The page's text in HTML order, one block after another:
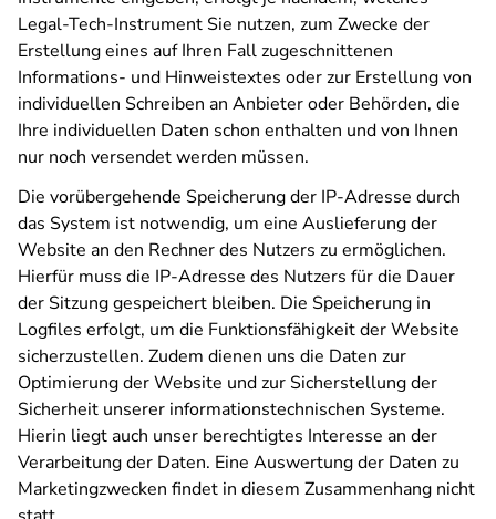
Legal-Tech-Instrument Sie nutzen, zum Zwecke der
Erstellung eines auf Ihren Fall zugeschnittenen
Informations- und Hinweistextes oder zur Erstellung von
individuellen Schreiben an Anbieter oder Behörden, die
Ihre individuellen Daten schon enthalten und von Ihnen
nur noch versendet werden müssen.
Die vorübergehende Speicherung der IP-Adresse durch
das System ist notwendig, um eine Auslieferung der
Website an den Rechner des Nutzers zu ermöglichen.
Hierfür muss die IP-Adresse des Nutzers für die Dauer
der Sitzung gespeichert bleiben. Die Speicherung in
Logfiles erfolgt, um die Funktionsfähigkeit der Website
sicherzustellen. Zudem dienen uns die Daten zur
Optimierung der Website und zur Sicherstellung der
Sicherheit unserer informationstechnischen Systeme.
Hierin liegt auch unser berechtigtes Interesse an der
Verarbeitung der Daten. Eine Auswertung der Daten zu
Marketingzwecken findet in diesem Zusammenhang nicht